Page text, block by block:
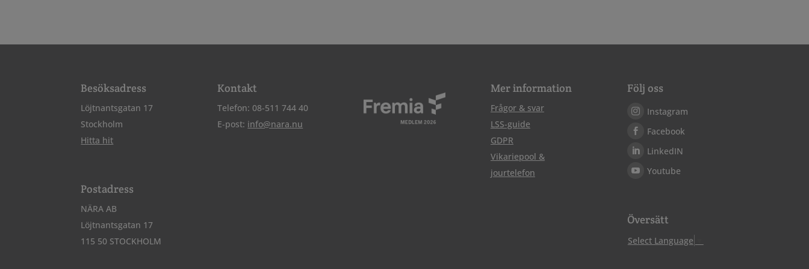
Besöksadress
Löjtnantsgatan 17
Stockholm
Hitta hit
Postadress
NÄRA AB
Löjtnantsgatan 17
115 50 STOCKHOLM
Kontakt
Telefon: 08-511 744 40
E-post: info@nara.nu
Mer information
Frågor & svar
LSS-guide
GDPR
Vikariepool &
jourtelefon
Följ oss
Instagram
Facebook
LinkedIN
Youtube
Översätt
Select Language